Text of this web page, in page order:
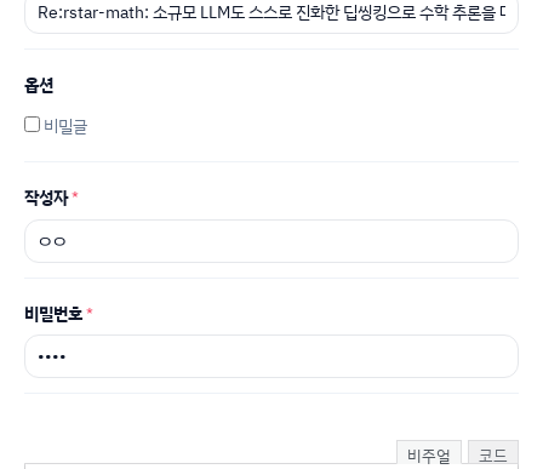
옵션
비밀글
작성자*
비밀번호*
비주얼 코드